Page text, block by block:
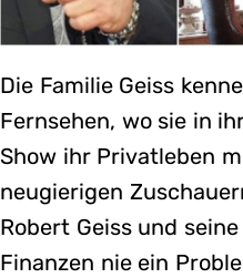
Die Familie Geiss
Fernsehen, wo sie in
Show ihr Privatleben
neugierigen
Robert Geiss und
Finanzen nie ein